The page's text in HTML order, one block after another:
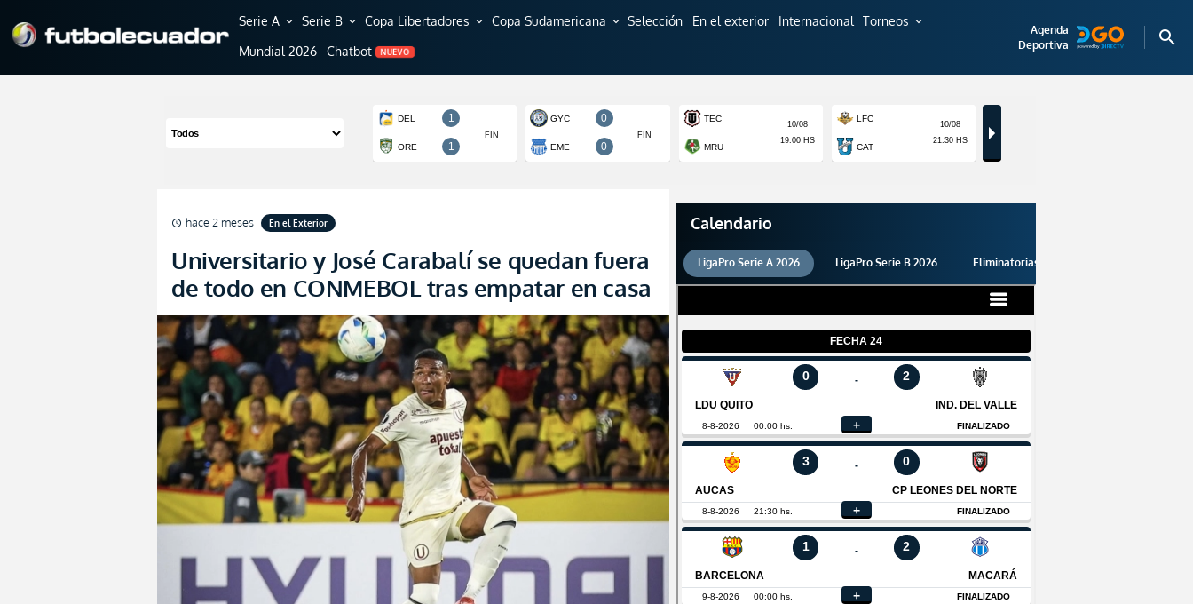
Serie A expand_more Serie B expand_more Copa Libertadores expand_more Copa Sudamericana expand_more Selección En el exterior Internacional Torneos expand_more
Mundial 2026 Chatbot NUEVO
Agenda
Deportiva
search
schedule hace 2 meses En el Exterior
Universitario y José Carabalí se quedan fuera
de todo en CONMEBOL tras empatar en casa
Calendario
LigaPro Serie A 2026 LigaPro Serie B 2026 Eliminatorias 2026